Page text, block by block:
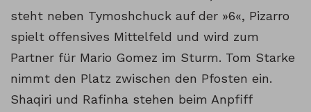
steht neben Tymoshchuck auf der »6«, Pizarro
spielt offensives Mittelfeld und wird zum
Partner für Mario Gomez im Sturm. Tom Starke
nimmt den Platz zwischen den Pfosten ein.
Shaqiri und Rafinha stehen beim Anpfiff